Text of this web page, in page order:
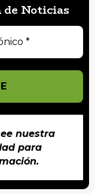
Noticias
nuestra
para